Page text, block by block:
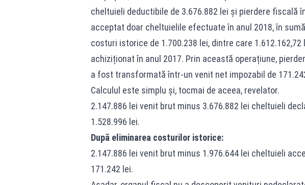
cheltuieli deductibile de 3.676.882 lei și pierdere fiscală
acceptat doar cheltuielile efectuate în anul 2018, în
costuri istorice de 1.700.238 lei, dintre care
achiziționat în anul 2017. Prin această operațiune,
a fost transformată într-un venit net impozabil de
Calculul este simplu și, tocmai de aceea, revelator.
2.147.886 lei venit brut minus 3.676.882 lei cheltuieli
1.528.996 lei.
După eliminarea costurilor istorice:
2.147.886 lei venit brut minus 1.976.644 lei cheltuieli
171.242 lei.